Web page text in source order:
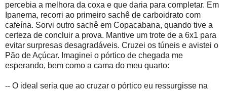
percebia a melhora da coxa e que daria para completar. Em
Ipanema, recorri ao primeiro sachê de carboidrato com
cafeína. Sorvi outro sachê em Copacabana, quando tive a
certeza de concluir a prova. Mantive um trote de a 6x1 para
evitar surpresas desagradáveis. Cruzei os túneis e avistei o
Pão de Açúcar. Imaginei o pórtico de chegada me
esperando, bem como a cama do meu quarto:
-- O ideal seria que ao cruzar o pórtico eu ressurgisse na